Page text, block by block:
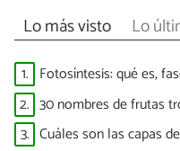
Lo más visto Lo
1. Fotosíntesis: qué es,
2. 30 nombres de frutas
3. Cuáles son las capas